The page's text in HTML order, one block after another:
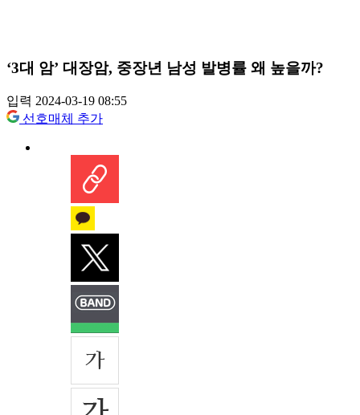
‘3대 암’ 대장암, 중장년 남성 발병률 왜 높을까?
입력 2024-03-19 08:55
선호매체 추가